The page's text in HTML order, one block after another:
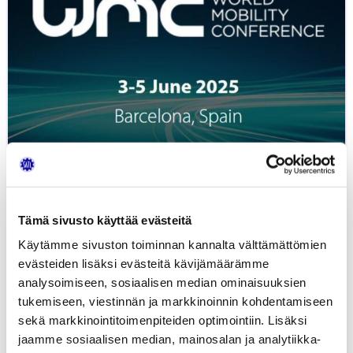
Tämä sivusto käyttää evästeitä
Käytämme sivuston toiminnan kannalta välttämättömien
evästeiden lisäksi evästeitä kävijämäärämme
analysoimiseen, sosiaalisen median ominaisuuksien
tukemiseen, viestinnän ja markkinoinnin kohdentamiseen
sekä markkinointitoimenpiteiden optimointiin. Lisäksi
jaamme sosiaalisen median, mainosalan ja analytiikka-
FISITA tarjoaa kesäkuun Barcelonan
kongressin...
2.04.2025 UUTISET
kongressin
lippuja
jäsenille
3
kahden
hinnalla,
aikaisen
linnun
jatkettu
4.4.2025
asti